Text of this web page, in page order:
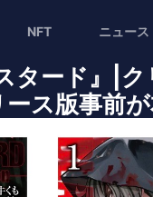
NFT ニュース
タード』|
ス版事前